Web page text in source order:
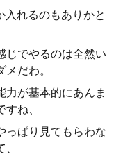
れるのもありかと
じでやるのは全然い
だわ。
力が基本的にあんま
ね、
っぱり見てもらわな